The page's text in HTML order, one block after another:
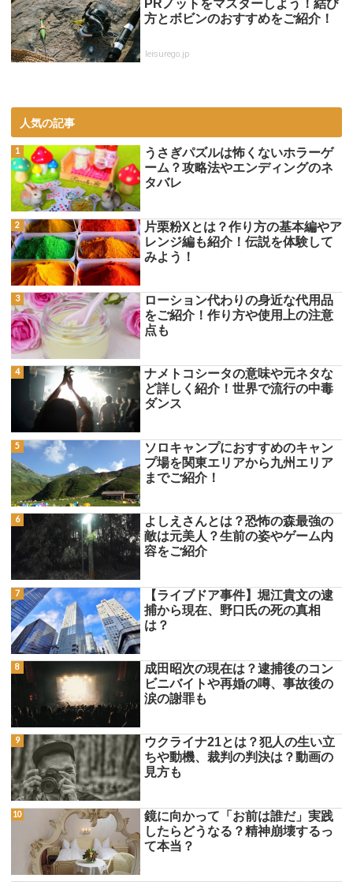
PRノットをマスターしよう！結び
方とボビンのおすすめをご紹介！
leisurego.jp
人気の記事
うさぎパズルは怖くないホラーゲ
ーム？攻略法やエンディングのネ
タバレ
片栗粉Xとは？作り方の基本編やア
レンジ編も紹介！伝説を体験して
みよう！
ローション代わりの身近な代用品
をご紹介！作り方や使用上の注意
点も
ナメトコシータの意味や元ネタな
ど詳しく紹介！世界で流行の中毒
ダンス
ソロキャンプにおすすめのキャン
プ場を関東エリアから九州エリア
までご紹介！
よしえさんとは？恐怖の森最強の
敵は元美人？生前の姿やゲーム内
容をご紹介
【ライブドア事件】堀江貴文の逮
捕から現在、野口氏の死の真相
は？
成田昭次の現在は？逮捕後のコン
ビニバイトや再婚の噂、事故後の
涙の謝罪も
ウクライナ21とは？犯人の生い立
ちや動機、裁判の判決は？動画の
見方も
鏡に向かって「お前は誰だ」実践
したらどうなる？精神崩壊するっ
て本当？